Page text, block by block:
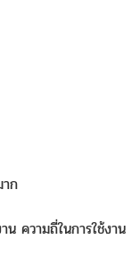
ก
ความถี่ในการใช้งาน